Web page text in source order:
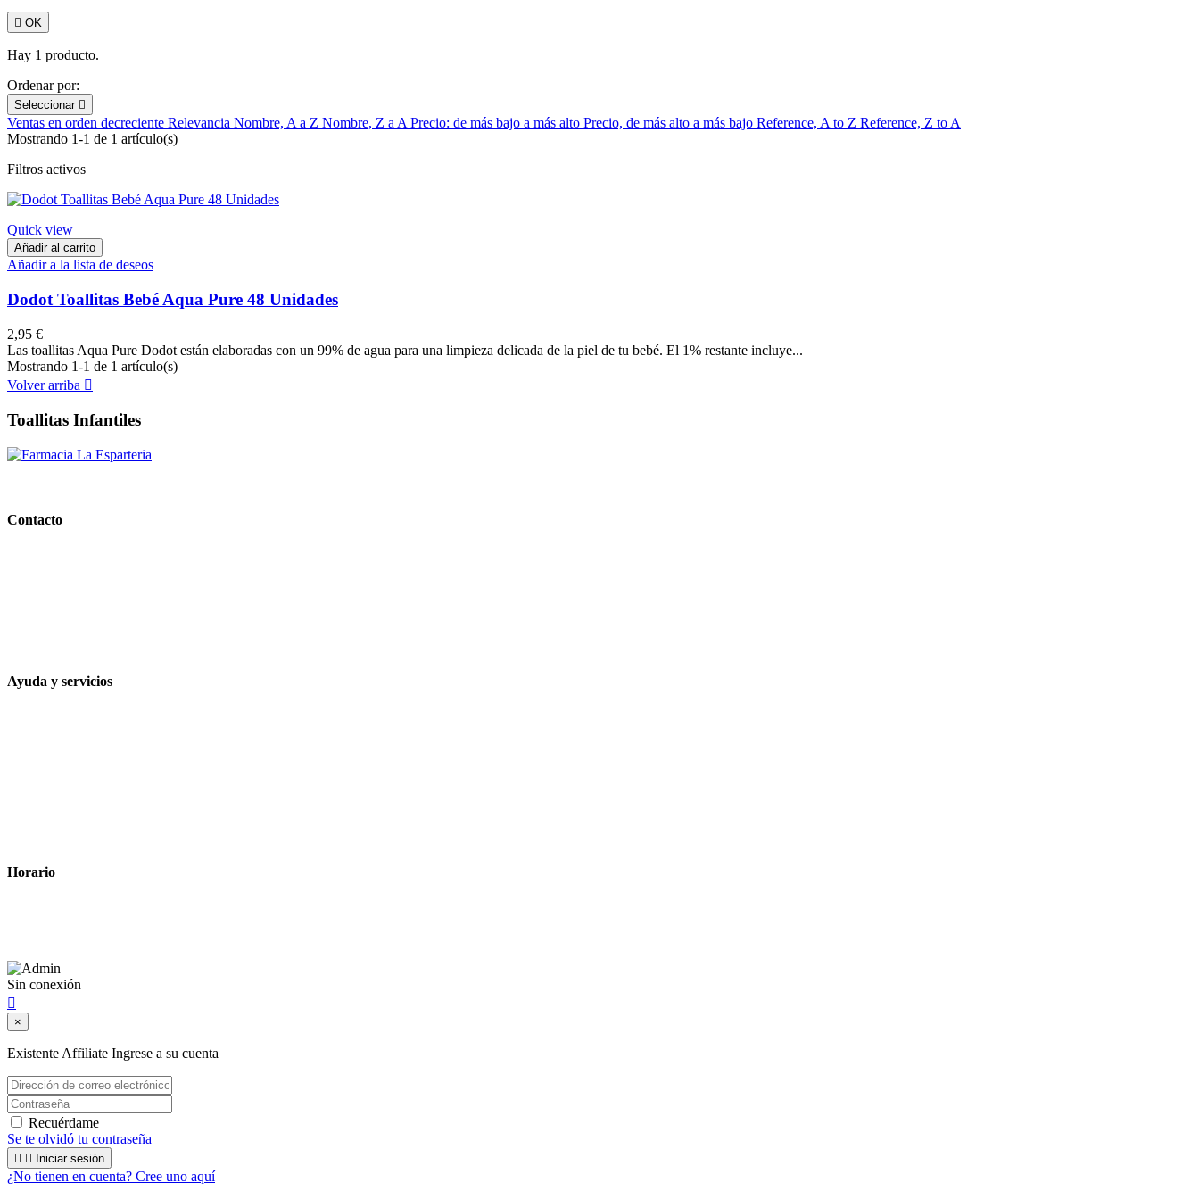
 OK
Hay 1 producto.
Ordenar por:
Seleccionar 
Ventas en orden decreciente Relevancia Nombre, A a Z Nombre, Z a A Precio: de más bajo a más alto Precio, de más alto a más bajo Reference, A to Z Reference, Z to A
Mostrando 1-1 de 1 artículo(s)
Filtros activos
Quick view
Añadir al carrito
Añadir a la lista de deseos
Dodot Toallitas Bebé Aqua Pure 48 Unidades
2,95 €
Las toallitas Aqua Pure Dodot están elaboradas con un 99% de agua para una limpieza delicada de la piel de tu bebé. El 1% restante incluye...
Mostrando 1-1 de 1 artículo(s)
Volver arriba 
Toallitas Infantiles
Contacto
Ayuda y servicios
Horario
Sin conexión

×
Existente Affiliate Ingrese a su cuenta
Recuérdame
Se te olvidó tu contraseña
  Iniciar sesión
¿No tienen en cuenta? Cree uno aquí